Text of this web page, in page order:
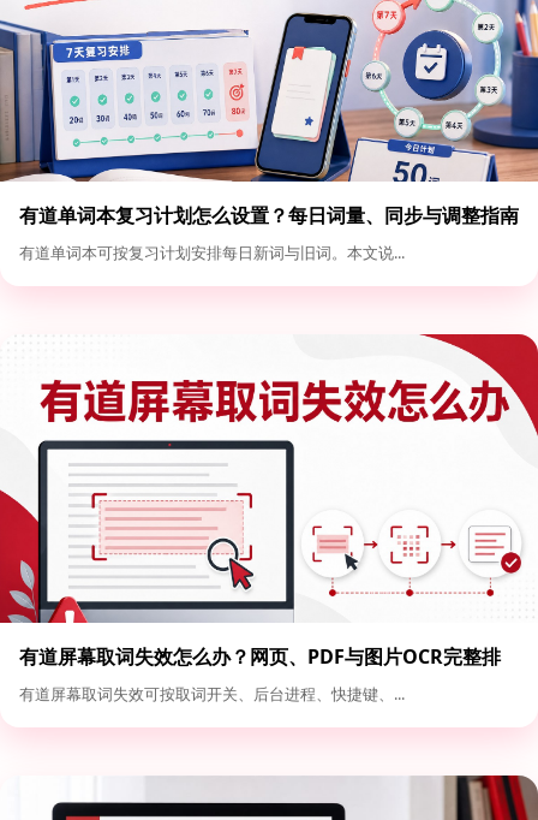
有道单词本复习计划怎么设置？每日词量、同步与调整指南
有道单词本可按复习计划安排每日新词与旧词。本文说...
有道屏幕取词失效怎么办？网页、PDF与图片OCR完整排
查
有道屏幕取词失效可按取词开关、后台进程、快捷键、...